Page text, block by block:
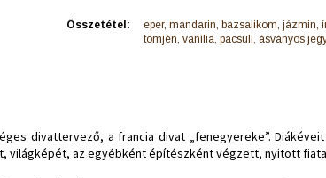
Összetétel:
eper, mandarin, bazsalikom, jázmin,
tömjén, vanília, pacsuli, ásványos
divattervező, a francia divat „fenegyereke”.
világképét, az egyébként építészként végzett, nyitott